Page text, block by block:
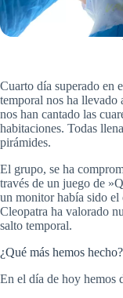
Cuarto día superado en
temporal nos ha llevado
nos han cantado las
habitaciones. Todas
pirámides.
El grupo, se ha
través de un juego de
un monitor había sido
Cleopatra ha valorado
salto temporal.
¿Qué más hemos hecho?
En el día de hoy hemos